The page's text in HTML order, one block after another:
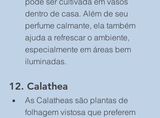
dentro de casa. Além de seu
perfume calmante, ela também
ajuda a refrescar o ambiente,
especialmente em áreas bem
iluminadas.
12. Calathea
As Calatheas são plantas de
folhagem vistosa que preferem